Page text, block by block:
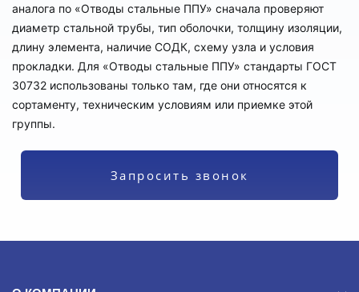
аналога по «Отводы стальные ППУ» сначала проверяют
диаметр стальной трубы, тип оболочки, толщину изоляции,
длину элемента, наличие СОДК, схему узла и условия
прокладки. Для «Отводы стальные ППУ» стандарты ГОСТ
30732 использованы только там, где они относятся к
сортаменту, техническим условиям или приемке этой
группы.
Запросить звонок